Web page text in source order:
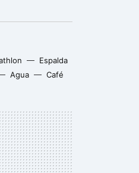
Espalda
Agua
Café